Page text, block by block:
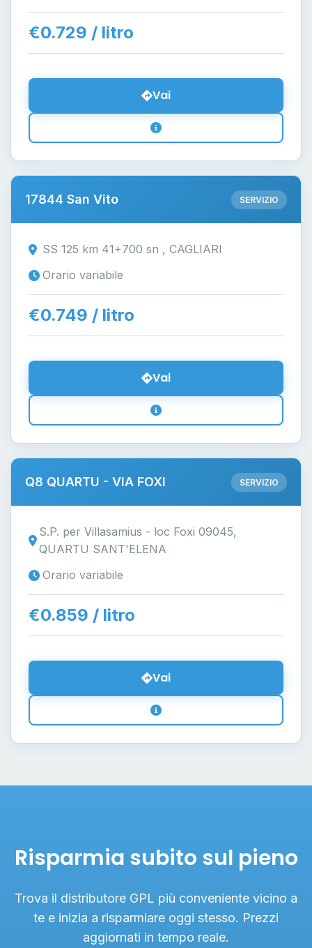
€0.729 / litro
Vai
17844 San Vito SERVIZIO
SS 125 km 41+700 sn , CAGLIARI
Orario variabile
€0.749 / litro
Vai
Q8 QUARTU - VIA FOXI SERVIZIO
S.P. per Villasamius - loc Foxi 09045,
QUARTU SANT'ELENA
Orario variabile
€0.859 / litro
Vai
Risparmia subito sul pieno
Trova il distributore GPL più conveniente vicino a
te e inizia a risparmiare oggi stesso. Prezzi
aggiornati in tempo reale.